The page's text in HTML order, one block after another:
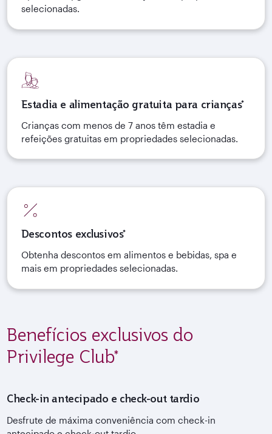
selecionadas.
Estadia e alimentação gratuita para crianças*
Crianças com menos de 7 anos têm estadia e
refeições gratuitas em propriedades selecionadas.
Descontos exclusivos*
Obtenha descontos em alimentos e bebidas, spa e
mais em propriedades selecionadas.
Benefícios exclusivos do
Privilege Club*
Check-in antecipado e check-out tardio
Desfrute de máxima conveniência com check-in